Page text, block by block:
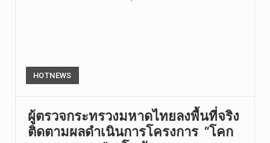
HOTNEWS
ผู้ตรวจกระทรวงมหาดไทยลงพื้นที่จริง
ติดตามผลดำเนินการโครงการ “โคก